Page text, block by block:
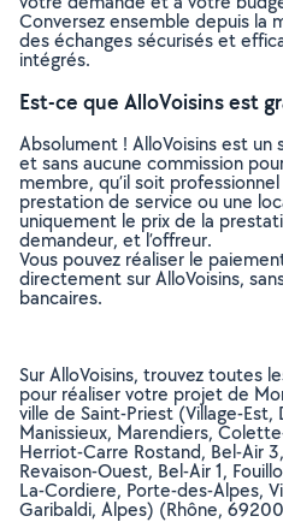
Conversez ensemble depuis la
des échanges sécurisés et
intégrés.
Est-ce que AlloVoisins est
Absolument ! AlloVoisins est
et sans aucune commission
membre, qu’il soit
prestation de service ou une
uniquement le prix de la
demandeur, et l’offreur.
Vous pouvez réaliser le
directement sur AlloVoisins,
bancaires.
Sur AlloVoisins, trouvez toutes
pour réaliser votre projet de
ville de Saint-Priest (Village-
Manissieux, Marendiers,
Herriot-Carre Rostand, Bel-Air
Revaison-Ouest, Bel-Air 1,
La-Cordiere, Porte-des-Alpes,
Garibaldi, Alpes) (Rhône,